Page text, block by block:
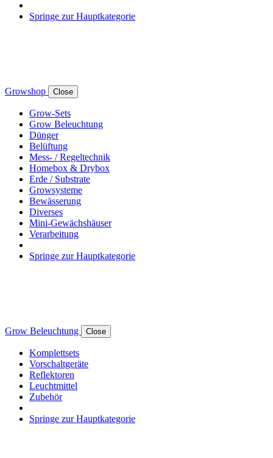
Springe zur Hauptkategorie
Growshop Close
Grow-Sets
Grow Beleuchtung
Dünger
Belüftung
Mess- / Regeltechnik
Homebox & Drybox
Erde / Substrate
Growsysteme
Bewässerung
Diverses
Mini-Gewächshäuser
Verarbeitung
Springe zur Hauptkategorie
Grow Beleuchtung Close
Komplettsets
Vorschaltgeräte
Reflektoren
Leuchtmittel
Zubehör
Springe zur Hauptkategorie